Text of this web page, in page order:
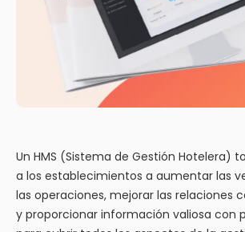
Un HMS (Sistema de Gestión Hotelera)
a los establecimientos a aumentar las
las operaciones, mejorar las relaciones
y proporcionar información valiosa con